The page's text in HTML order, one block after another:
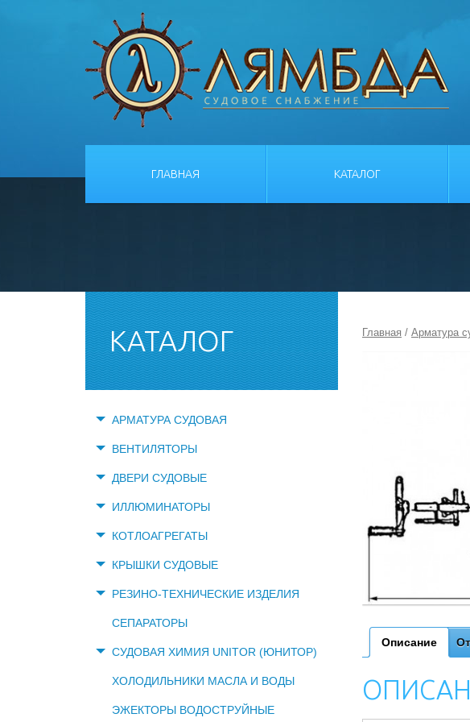
ГЛАВНАЯ КАТАЛОГ
КАТАЛОГ
АРМАТУРА СУДОВАЯ
ВЕНТИЛЯТОРЫ
ДВЕРИ СУДОВЫЕ
ИЛЛЮМИНАТОРЫ
КОТЛОАГРЕГАТЫ
КРЫШКИ СУДОВЫЕ
РЕЗИНО-ТЕХНИЧЕСКИЕ ИЗДЕЛИЯ
СЕПАРАТОРЫ
СУДОВАЯ ХИМИЯ UNITOR (ЮНИТОР)
ХОЛОДИЛЬНИКИ МАСЛА И ВОДЫ
ЭЖЕКТОРЫ ВОДОСТРУЙНЫЕ
Главная / Арматура
Описание